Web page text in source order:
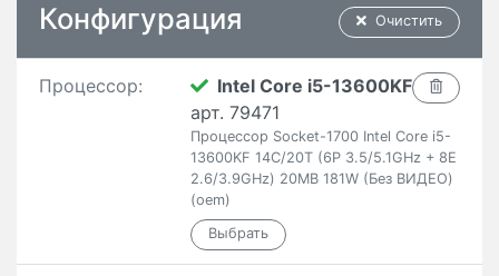
Очистить
Конфигурация
Процессор:
Intel Core i5-13600KF
арт. 79471
Процессор Socket-1700 Intel Core i5-
13600KF 14C/20T (6P 3.5/5.1GHz + 8E
2.6/3.9GHz) 20MB 181W (Без ВИДЕО)
(oem)